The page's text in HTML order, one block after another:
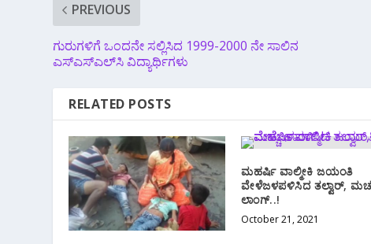
PREVIOUS
ಗುರುಗಳಿಗೆ ಒಂದನೇ ಸಲ್ಲಿಸಿದ 1999-2000 ನೇ ಸಾಲಿನ
ಎಸ್ಎಸ್ಎಲ್‌ಸಿ ವಿದ್ಯಾರ್ಥಿಗಳು
RELATED POSTS
ಮಹರ್ಷಿ ವಾಲ್ಮೀಕಿ ಜಯಂತಿ
ವೇಳೆಜಳಪಳಿಸಿದ ತಲ್ವಾರ್,
ಲಾಂಗ್..!
October 21, 2021